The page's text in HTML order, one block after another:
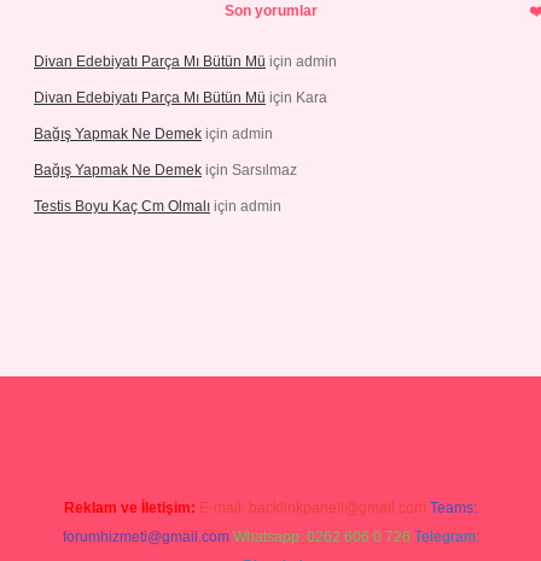
Son yorumlar
Divan Edebiyatı Parça Mı Bütün Mü için admin
Divan Edebiyatı Parça Mı Bütün Mü için Kara
Bağış Yapmak Ne Demek için admin
Bağış Yapmak Ne Demek için Sarsılmaz
Testis Boyu Kaç Cm Olmalı için admin
Reklam ve İletişim: E-mail: backlinkpaneli@gmail.com Teams:
forumhizmeti@gmail.com Whatsapp: 0262 606 0 726 Telegram: